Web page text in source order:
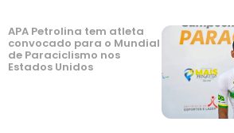
APA Petrolina tem atleta
convocado para o Mundial
de Paraciclismo nos
Estados Unidos